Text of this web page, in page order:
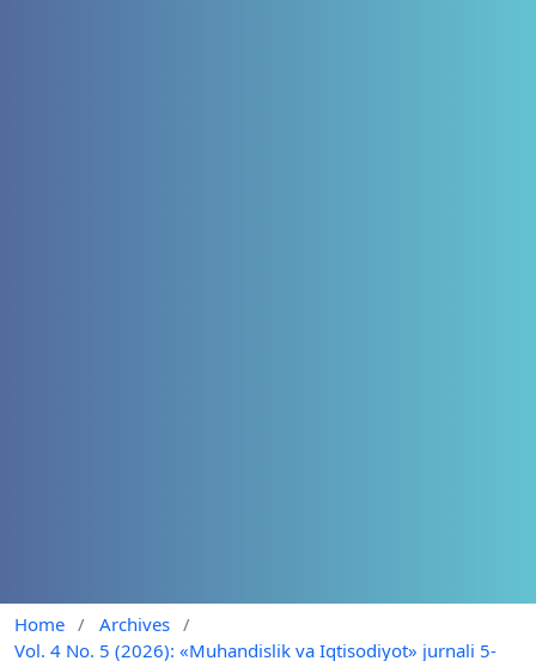
Home / Archives /
Vol. 4 No. 5 (2026): «Muhandislik va Iqtisodiyot» jurnali 5-